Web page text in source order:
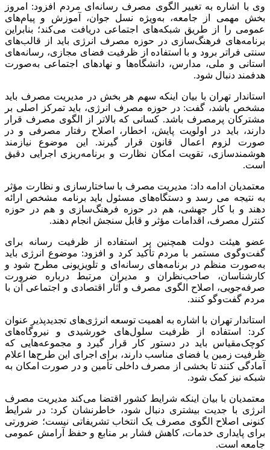
وی با اشاره به تغییر الگوی مصرف رسانه‌ای مردم افزود: امروز
بخش مهمی از جامعه، به‌ویژه نسل جوان، آموزش و پیام‌های
عمومی را از طریق شبکه‌های اجتماعی دریافت می‌کند؛ بنابراین
برنامه‌های فرهنگ‌سازی در حوزه مصرف انرژی باید از قالب‌های
سنتی فراتر برود و با استفاده از ظرفیت فضای مجازی، رسانه‌های
استانی و ملی، مدارس، دانشگاه‌ها و نهادهای اجتماعی به‌صورت
هدفمند دنبال شود.
استاندار تهران با بیان اینکه سهم هر بخش در مدیریت مصرف باید
مشخص باشد، گفت: در حوزه مصرف انرژی، باید تمرکز اصلی بر
مشترکان پرمصرف باشد. کسانی که بالاتر از الگوی مصرف قرار
دارند، باید در اولویت پایش، اخطار، اصلاح رفتار مصرفی و در
صورت لزوم اعمال قانون قرار گیرند. این موضوع نیازمند
هوشمندسازی، تقویت امکان نظارت و برنامه‌ریزی اجرایی دقیق
است.
معتمدیان ادامه داد: مدیریت مصرف با ساختارسازی و نظارت مؤثر
به نتیجه می رسد و دستگاه‌های مسئول باید برنامه مشخص ارائه
دهند و با کار جهشی، هم در حوزه فرهنگ‌سازی و هم در حوزه
کنترل مصرف، اقدامات مؤثر و قابل سنجش انجام دهند.
عضو هیئت دولت همچنین بر استفاده از ظرفیت رسانه برای
گفت‌وگوی مستمر با مردم تأکید کرد و افزود: موضوع انرژی باید
به‌صورت منظم در برنامه‌های رسانه‌ای و تلویزیونی مطرح شود و
کارشناسان، صاحب‌نظران و مدیران مرتبط درباره ضرورت
صرفه‌جویی، اصلاح الگوی مصرف و آثار اقتصادی و اجتماعی آن با
مردم گفت‌وگو کنند.
استاندار تهران با اشاره به اهمیت توسعه انرژی‌های تجدیدپذیر عنوان
کرد: استفاده از ظرفیت سلول‌های خورشیدی و نیروگاه‌های
کوچک‌مقیاس باید در دستور کار قرار گیرد و مجموعه‌هایی که
ظرفیت زمین یا فضای مناسب دارند، برای اجرای این طرح‌ها اعلام
آمادگی کنند تا بخشی از مصرف داخلی تأمین و در صورت امکان به
شبکه نیز کمک شود.
معتمدیان با بیان اینکه شرایط کشور اقتضا می‌کند مدیریت مصرف
انرژی با جدیت بیشتری دنبال شود، خاطرنشان کرد: در شرایط
کنونی اصلاح الگوی مصرف یک انتخاب تشریفاتی نیست؛ ضرورتی
برای پایداری خدمات، کاهش فشار بر منابع و حفظ آرامش عمومی
جامعه است.